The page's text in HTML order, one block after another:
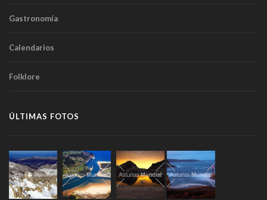
Gastronomía
Calendarios
Folklore
ÚLTIMAS FOTOS